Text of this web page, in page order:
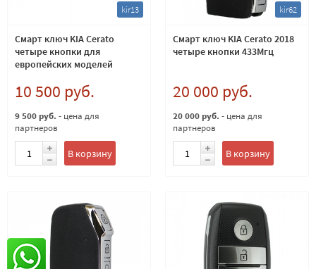
kir13
Смарт ключ KIA Cerato
четыре кнопки для
европейских моделей
10 500 руб.
9 500 руб. - цена для
партнеров
В корзину
kir62
Смарт ключ KIA Cerato 2018
четыре кнопки 433Мгц
20 000 руб.
20 000 руб. - цена для
партнеров
В корзину